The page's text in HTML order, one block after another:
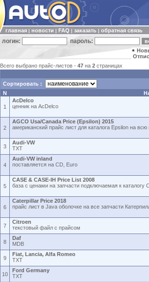
главная новости FAQ заказать обратная связь
логин: пароль:
Всего выбрано прайс-листов - 47 на 2 страницах
Сортировать :
N
1
AcDelco
ценник на AcDelco
2
AGCO Usa/Canada Price (Epsilon) 2015
американский прайс лист для каталога Epsilon на
3
Audi-VW
TXT
4
Audi-VW inland
поставляется на CD, Euro
5
CASE & CASE-IH Price List 2008
база с ценами на запчасти подключаемая к каталогу
6
Caterpillar Price 2018
прайс лист в Java оболочке на все запчасти
7
Citroen
текстовый файл с прайсом
8
Daf
MDB
9
Fiat, Lancia, Alfa Romeo
TXT
10
Ford Germany
TXT